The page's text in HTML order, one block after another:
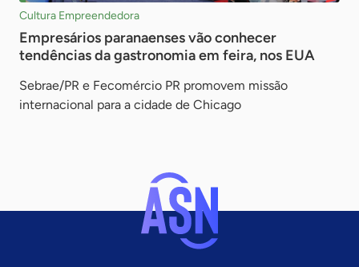
Cultura Empreendedora
Empresários paranaenses vão conhecer
tendências da gastronomia em feira, nos EUA
Sebrae/PR e Fecomércio PR promovem missão
internacional para a cidade de Chicago